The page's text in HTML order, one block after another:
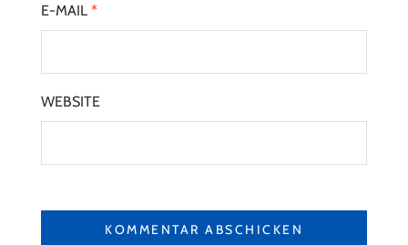
E-MAIL *
WEBSITE